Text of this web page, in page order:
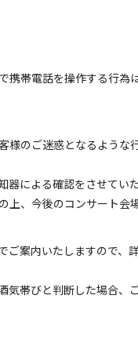
ます。
帯電話を操作する行為
のご迷惑となるような行
による確認をさせてい
、今後のコンサート会
案内いたしますので、
帯びと判断した場合、